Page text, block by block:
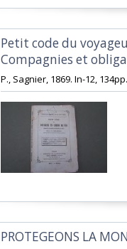
‎Petit code du
Compagnies et
‎P., Sagnier, 1869. In-12,
‎PROTEGEONS LA